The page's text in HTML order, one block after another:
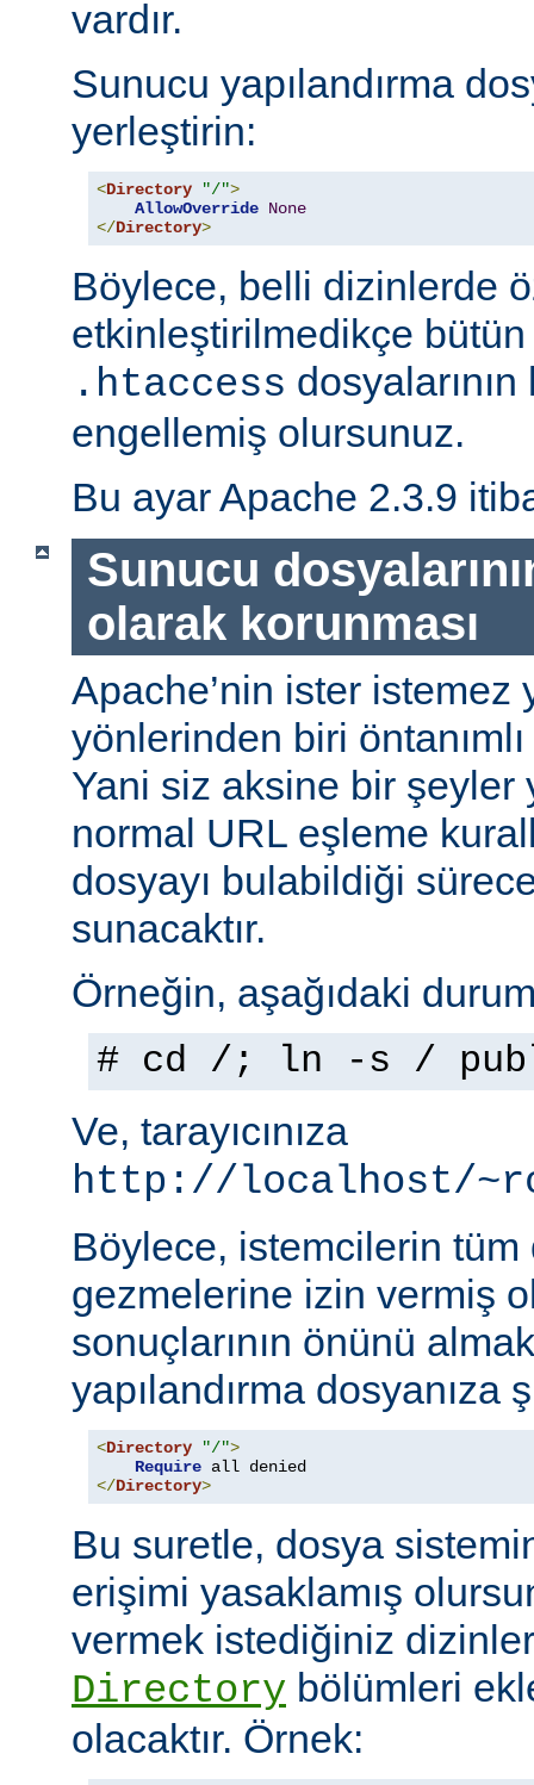
vardır.
Sunucu yapılandırma
yerleştirin:
<Directory "/">
AllowOverride None
</Directory>
Böylece, belli dizinlerde
etkinleştirilmedikçe
.htaccess dosyalarının
engellemiş olursunuz.
Bu ayar Apache 2.3.9
Sunucu
olarak korunması
Apache’nin ister istemez
yönlerinden biri
Yani siz aksine bir şeyler
normal URL eşleme
dosyayı bulabildiği
sunacaktır.
Örneğin, aşağıdaki
# cd /; ln -s /
Ve, tarayıcınıza
http://localhost/
Böylece, istemcilerin
gezmelerine izin vermiş
sonuçlarının önünü
yapılandırma dosyanıza
<Directory "/">
Require
</Directory>
Bu suretle, dosya
erişimi yasaklamış
vermek istediğiniz
Directory bölümleri
olacaktır. Örnek: